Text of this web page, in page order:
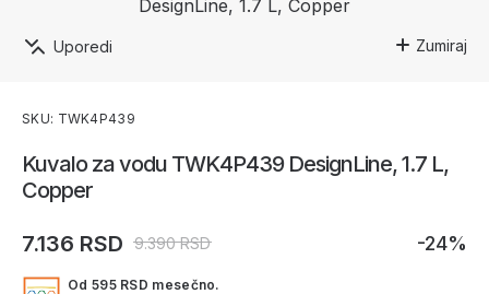
Zumiraj
Uporedi
Kuvalo za vodu TWK4P439 DesignLine, 1.7 L,
Copper
7.136 RSD 9.390 RSD -24%
Od 595 RSD mesečno.
SKU: TWK4P439